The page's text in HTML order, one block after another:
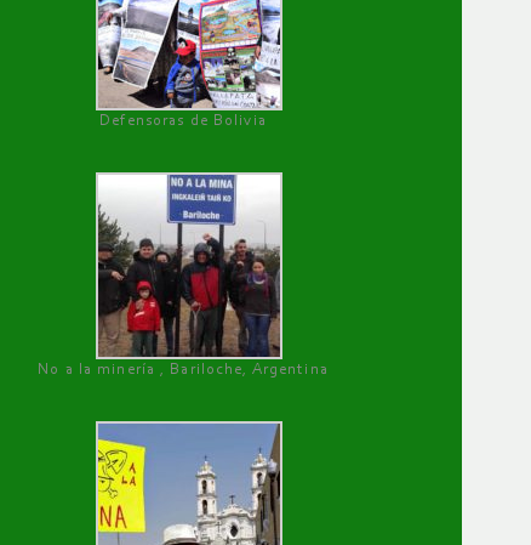
Defensoras de Bolivia
No a la minería , Bariloche, Argentina